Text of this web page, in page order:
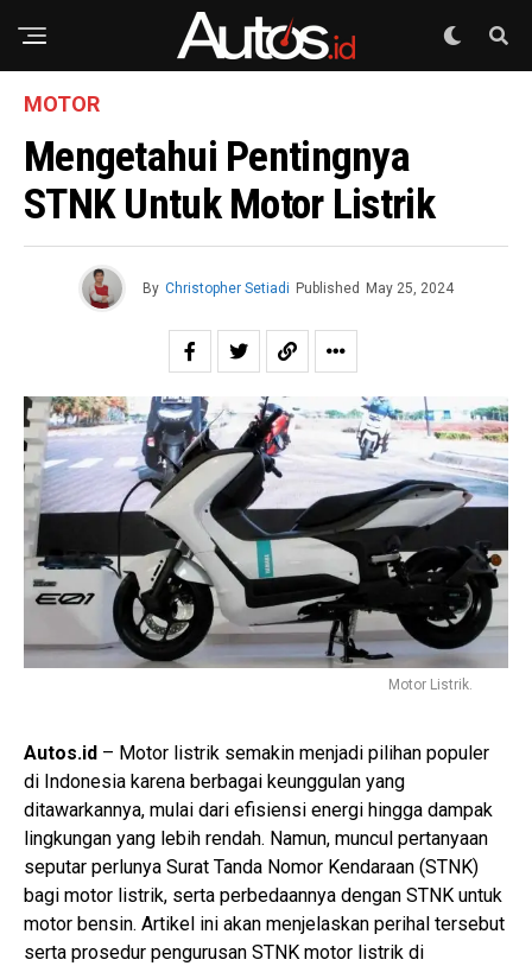
MOTOR
Mengetahui Pentingnya
STNK Untuk Motor Listrik
By Christopher Setiadi Published May 25, 2024
Motor Listrik.
Autos.id – Motor listrik semakin menjadi pilihan populer
di Indonesia karena berbagai keunggulan yang
ditawarkannya, mulai dari efisiensi energi hingga dampak
lingkungan yang lebih rendah. Namun, muncul pertanyaan
seputar perlunya Surat Tanda Nomor Kendaraan (STNK)
bagi motor listrik, serta perbedaannya dengan STNK untuk
motor bensin. Artikel ini akan menjelaskan perihal tersebut
serta prosedur pengurusan STNK motor listrik di